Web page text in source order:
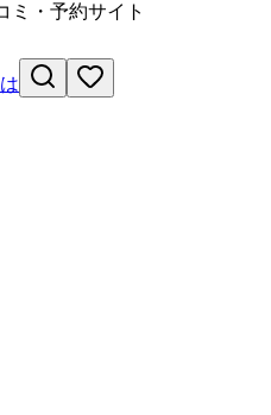
ミ・予約サイト